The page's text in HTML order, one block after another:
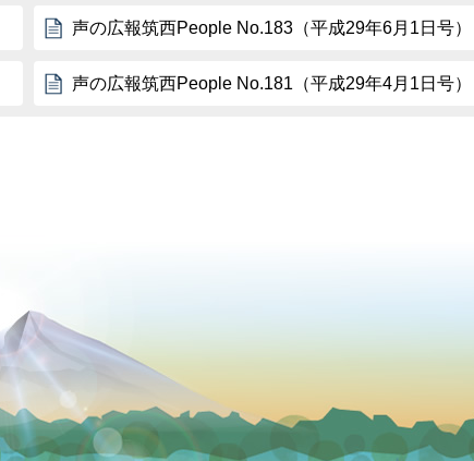
声の広報筑西People No.183（平成29年6月1日号）
声の広報筑西People No.181（平成29年4月1日号）